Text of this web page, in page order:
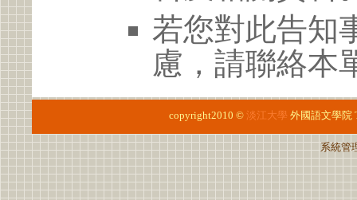
若您對此告知
慮，請聯絡本
copyright2010 © 淡江大學 外國語文學院
系統管